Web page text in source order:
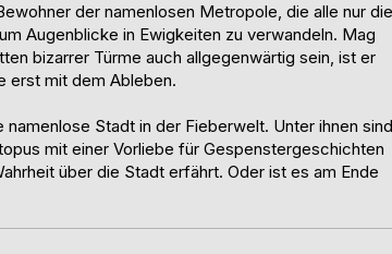
der namenlosen Metropole, die alle nur die
Augenblicke in Ewigkeiten zu verwandeln. Mag
bizarrer Türme auch allgegenwärtig sein, ist er
erst mit dem Ableben.
Stadt in der Fieberwelt. Unter ihnen sind
mit einer Vorliebe für Gespenstergeschichten
über die Stadt erfährt. Oder ist es am Ende